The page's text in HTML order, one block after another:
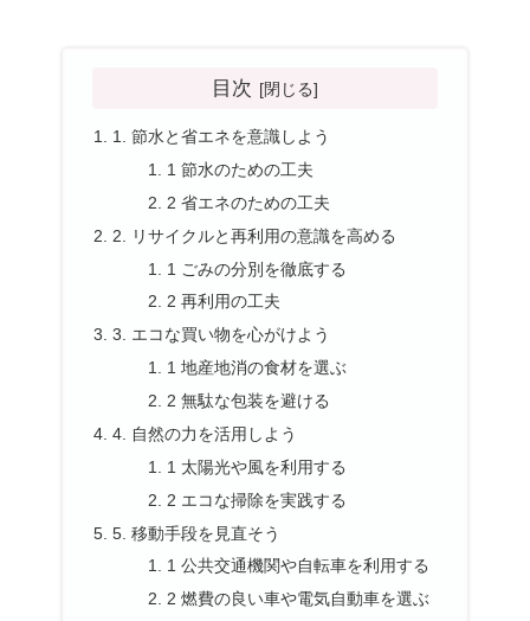
目次
1. 節水と省エネを意識しよう
1 節水のための工夫
2 省エネのための工夫
2. リサイクルと再利用の意識を高める
1 ごみの分別を徹底する
2 再利用の工夫
3. エコな買い物を心がけよう
1 地産地消の食材を選ぶ
2 無駄な包装を避ける
4. 自然の力を活用しよう
1 太陽光や風を利用する
2 エコな掃除を実践する
5. 移動手段を見直そう
1 公共交通機関や自転車を利用する
2 燃費の良い車や電気自動車を選ぶ